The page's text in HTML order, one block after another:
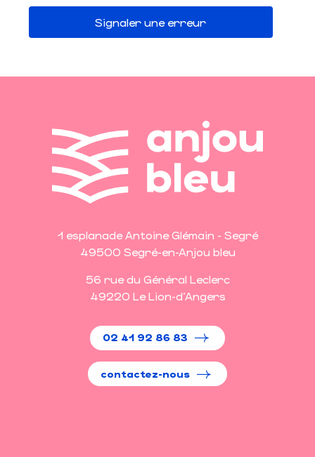
Signaler une erreur
1 esplanade Antoine Glémain - Segré
49500 Segré-en-Anjou bleu
56 rue du Général Leclerc
49220 Le Lion-d'Angers
02 41 92 86 83
contactez-nous